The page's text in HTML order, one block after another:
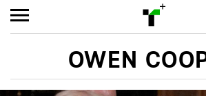
OWEN